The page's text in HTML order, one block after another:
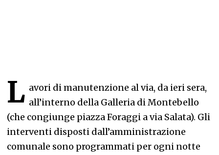
L avori di manutenzione al via, da ieri sera,
all’interno della Galleria di Montebello
(che congiunge piazza Foraggi a via Salata). Gli
interventi disposti dall’amministrazione
comunale sono programmati per ogni notte